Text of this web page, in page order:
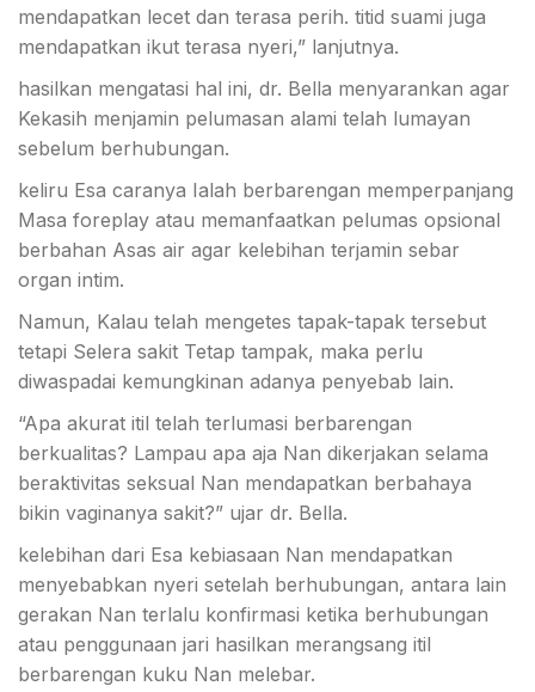
mendapatkan lecet dan terasa perih. titid suami juga
mendapatkan ikut terasa nyeri,” lanjutnya.
hasilkan mengatasi hal ini, dr. Bella menyarankan agar
Kekasih menjamin pelumasan alami telah lumayan
sebelum berhubungan.
keliru Esa caranya Ialah berbarengan memperpanjang
Masa foreplay atau memanfaatkan pelumas opsional
berbahan Asas air agar kelebihan terjamin sebar
organ intim.
Namun, Kalau telah mengetes tapak-tapak tersebut
tetapi Selera sakit Tetap tampak, maka perlu
diwaspadai kemungkinan adanya penyebab lain.
“Apa akurat itil telah terlumasi berbarengan
berkualitas? Lampau apa aja Nan dikerjakan selama
beraktivitas seksual Nan mendapatkan berbahaya
bikin vaginanya sakit?” ujar dr. Bella.
kelebihan dari Esa kebiasaan Nan mendapatkan
menyebabkan nyeri setelah berhubungan, antara lain
gerakan Nan terlalu konfirmasi ketika berhubungan
atau penggunaan jari hasilkan merangsang itil
berbarengan kuku Nan melebar.